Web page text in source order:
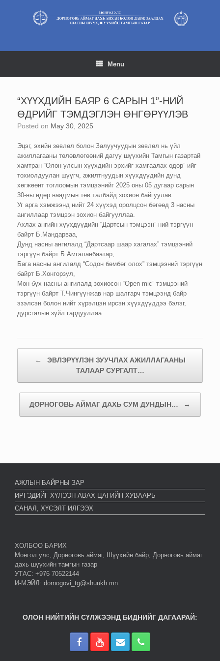
Menu
“ХҮҮХДИЙН БАЯР 6 САРЫН 1”-НИЙ
ӨДРИЙГ ТЭМДЭГЛЭН ӨНГӨРҮҮЛЭВ
Posted on May 30, 2025
Эцэг, эхийн зөвлөл болон Залуучуудын зөвлөл нь үйл
ажиллагааны төлөвлөгөөний дагуу шүүхийн Тамгын газартай
хамтран “Олон улсын хүүхдийн эрхийг хамгаалах өдөр”-ийг
тохиолдуулан шүүгч, ажилтнуудын хүүхдүүдийн дунд
хөгжөөнт тоглоомын тэмцээнийг 2025 оны 05 дугаар сарын
30-ны өдөр наадмын төв талбайд зохион байгуулав.
Уг арга хэмжээнд нийт 24 хүүхэд оролцсон бөгөөд 3 насны
ангиллаар тэмцээн зохион байгууллаа.
Ахлах ангийн хүүхдүүдийн “Дартсын тэмцээн”-ний тэргүүн
байрт Б.Мандарваа,
Дунд насны ангилалд “Дартсаар шаар хагалах” тэмцээний
тэргүүн байрт Б.Амгаланбаатар,
Бага насны ангилалд “Содон бөмбөг олох” тэмцээний тэргүүн
байрт Б.Хонгорзул,
Мөн бүх насны ангилалд зохиосон “Open mic” тэмцээний
тэргүүн байрт Т.Чингүүнжав нар шалгарч тэмцээнд байр
эзэлсэн болон нийт хүрэлцэн ирсэн хүүхдүүддээ бэлэг,
дурсгалын зүйл гардууллаа.
←
ЭВЛЭРҮҮЛЭН ЗУУЧЛАХ АЖИЛЛАГААНЫ
ТАЛААР СУРГАЛТ…
ДОРНОГОВЬ АЙМАГ ДАХЬ СУМ ДУНДЫН… →
АЖЛЫН БАЙРНЫ ЗАР
ИРГЭДИЙГ ХҮЛЭЭН АВАХ ЦАГИЙН ХУВААРЬ
САНАЛ, ХҮСЭЛТ ИЛГЭЭХ
ХОЛБОО БАРИХ
Монгол улс, Дорноговь аймаг, Шүүхийн байр, Дорноговь аймаг
дахь шүүхийн тамгын газар
УТАС: +976 70522144
И-МЭЙЛ: dornogovi_tg@shuukh.mn
ОЛОН НИЙТИЙН СҮЛЖЭЭНД БИДНИЙГ ДАГААРАЙ: